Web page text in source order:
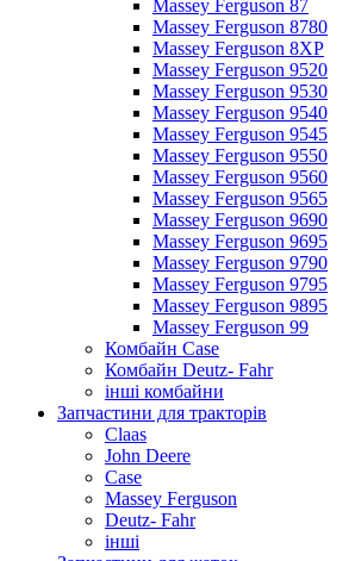
Massey Ferguson 87
Massey Ferguson 8780
Massey Ferguson 8XP
Massey Ferguson 9520
Massey Ferguson 9530
Massey Ferguson 9540
Massey Ferguson 9545
Massey Ferguson 9550
Massey Ferguson 9560
Massey Ferguson 9565
Massey Ferguson 9690
Massey Ferguson 9695
Massey Ferguson 9790
Massey Ferguson 9795
Massey Ferguson 9895
Massey Ferguson 99
Комбайн Case
Комбайн Deutz- Fahr
інші комбайни
Запчастини для тракторів
Claas
John Deere
Case
Massey Ferguson
Deutz- Fahr
інші